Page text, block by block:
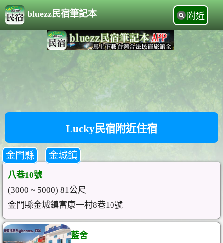
bluezz民宿筆記本 附近
Lucky民宿附近住宿
金門縣 金城鎮
八巷10號
(3000 ~ 5000) 81公尺
金門縣金城鎮富康一村8巷10號
藍舍